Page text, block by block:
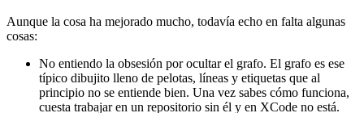
Aunque la cosa ha mejorado mucho, todavía echo en falta algunas
cosas:
No entiendo la obsesión por ocultar el grafo. El grafo es ese
típico dibujito lleno de pelotas, líneas y etiquetas que al
principio no se entiende bien. Una vez sabes cómo funciona,
cuesta trabajar en un repositorio sin él y en XCode no está.